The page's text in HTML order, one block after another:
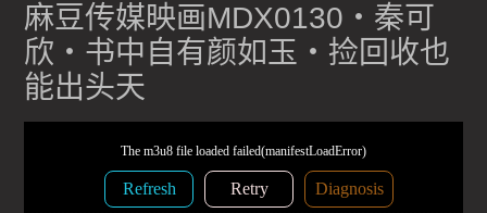
麻豆传媒映画MDX0130・秦可
欣・书中自有颜如玉・捡回收也
能出头天